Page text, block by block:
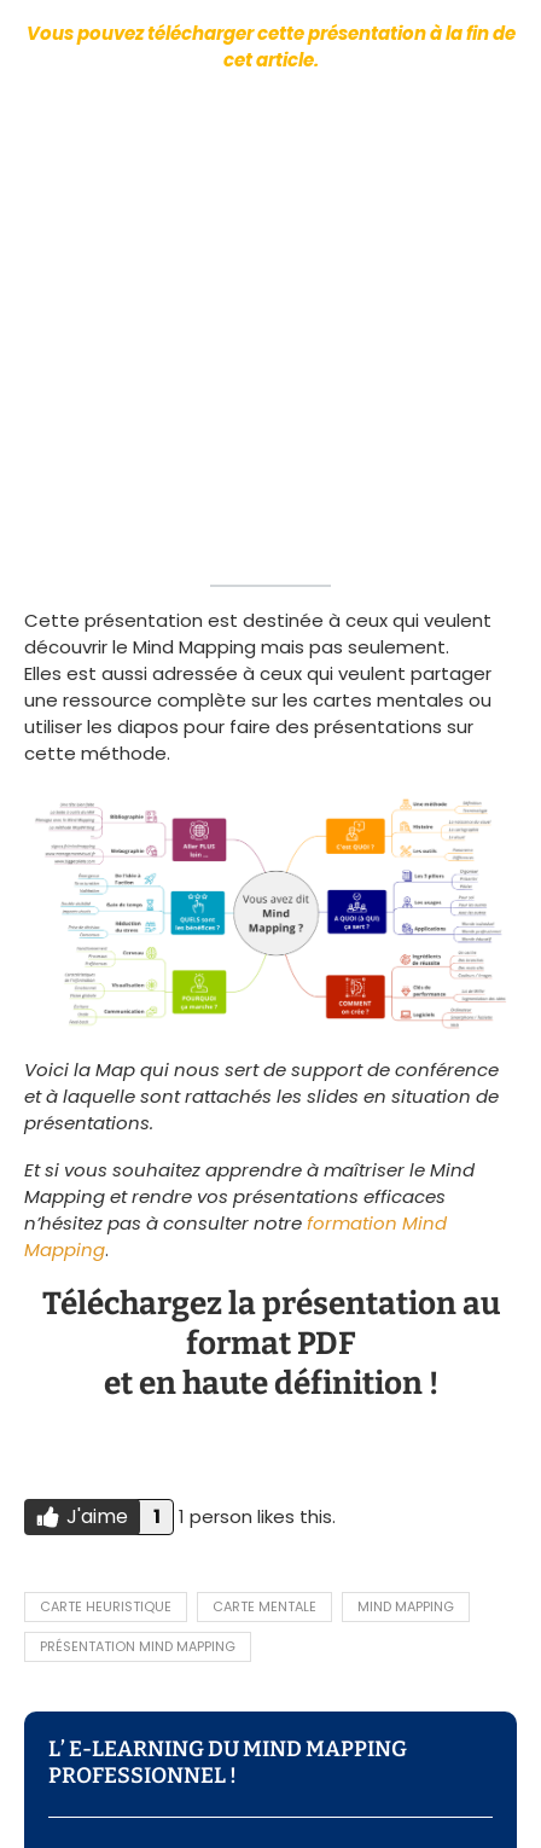
Vous pouvez télécharger cette présentation à la fin de
cet article.
Cette présentation est destinée à ceux qui veulent
découvrir le Mind Mapping mais pas seulement.
Elles est aussi adressée à ceux qui veulent partager
une ressource complète sur les cartes mentales ou
utiliser les diapos pour faire des présentations sur
cette méthode.
Voici la Map qui nous sert de support de conférence
et à laquelle sont rattachés les slides en situation de
présentations.
Et si vous souhaitez apprendre à maîtriser le Mind
Mapping et rendre vos présentations efficaces
n’hésitez pas à consulter notreformation Mind
Mapping.
Téléchargez la présentation au
format PDF
et en haute définition !
Do you like this? J'AIME
J'aime 1 1 person likes this.
CARTE HEURISTIQUE CARTE MENTALE MIND MAPPING
PRÉSENTATION MIND MAPPING
L’ E-LEARNING DU MIND MAPPING
PROFESSIONNEL !​